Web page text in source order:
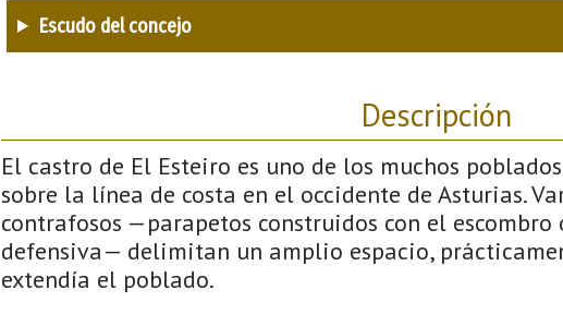
Escudo del concejo
Descripción
El castro de El Esteiro es uno de los muchos
sobre la línea de costa en el occidente de Asturias.
contrafosos —parapetos construidos con el
defensiva— delimitan un amplio espacio,
extendía el poblado.